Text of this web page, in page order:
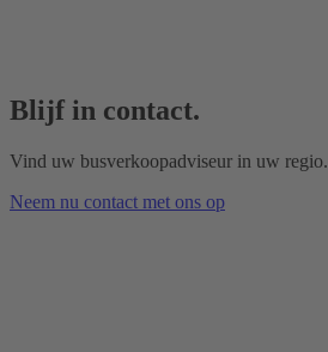
Blijf in contact.
Vind uw busverkoopadviseur in uw regio.
Neem nu contact met ons op